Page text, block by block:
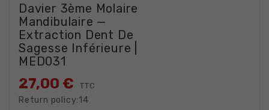
Davier 3ème Molaire
Mandibulaire —
Extraction Dent De
Sagesse Inférieure |
MED031
27,00 € TTC
Return policy:14